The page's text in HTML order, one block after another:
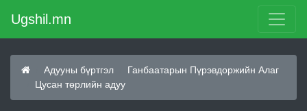
Ugshil.mn
Адууны бүртгэл
Ганбаатарын Пүрэвдоржийн Алаг
Цусан төрлийн адуу